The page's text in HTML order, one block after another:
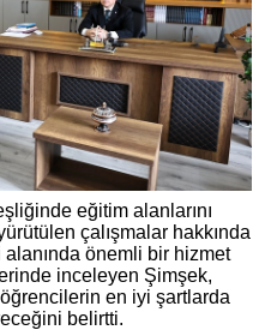
eğitim alanlarını
çalışmalar hakkında
alanında önemli bir hizmet
inceleyen Şimşek,
en iyi şartlarda
belirtti.